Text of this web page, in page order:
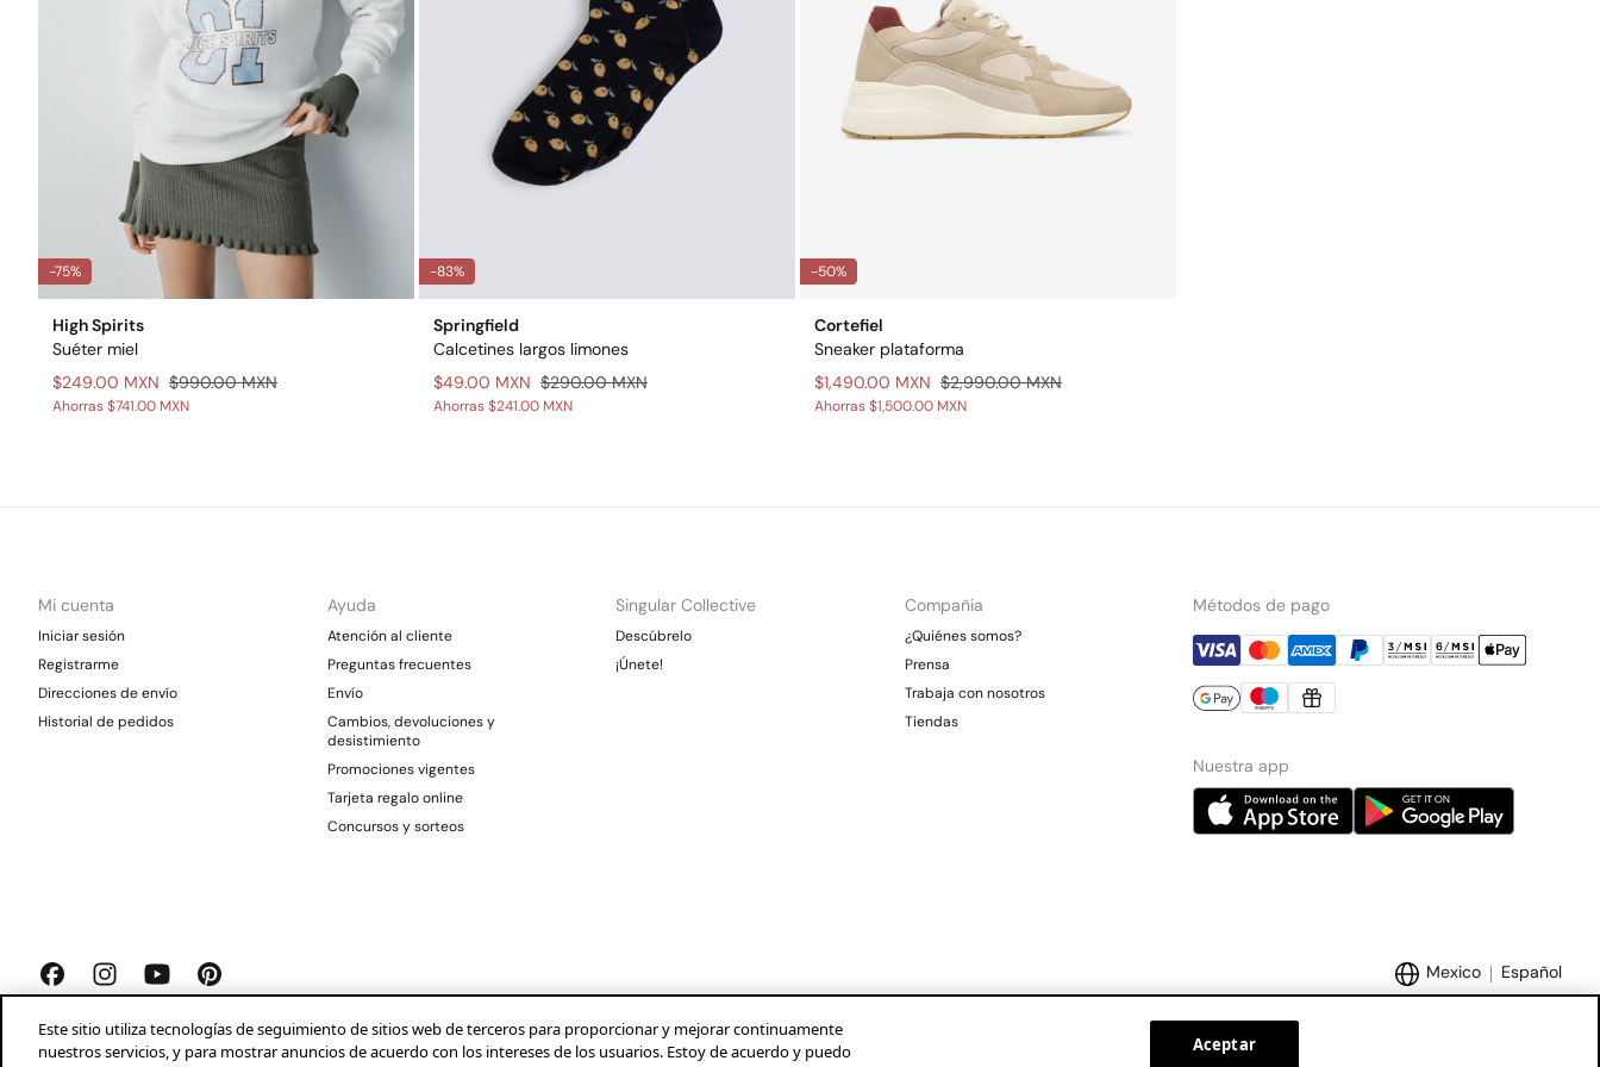
-75%
High Spirits
Suéter miel
$249.00 MXN $990.00 MXN
Ahorras$741.00 MXN
-83%
Springfield
Calcetines largos limones
$49.00 MXN $290.00 MXN
Ahorras$241.00 MXN
-50%
Cortefiel
Sneaker plataforma
$1,490.00 MXN $2,990.00 MXN
Ahorras$1,500.00 MXN
Mi cuenta
Iniciar sesión
Registrarme
Direcciones de envío
Historial de pedidos
Ayuda
Atención al cliente
Preguntas frecuentes
Envío
Cambios, devoluciones y
desistimiento
Promociones vigentes
Tarjeta regalo online
Concursos y sorteos
Singular Collective
Descúbrelo
¡Únete!
Compañia
¿Quiénes somos?
Prensa
Trabaja con nosotros
Tiendas
Métodos de pago
Nuestra app
Mexico Español
Springfield 2026© Aviso legal Condiciones generales Privacidad Profeco Condusef Marcas Tendam:
Este sitio utiliza tecnologías de seguimiento de sitios web de terceros para proporcionar y mejorar continuamente
nuestros servicios, y para mostrar anuncios de acuerdo con los intereses de los usuarios. Estoy de acuerdo y puedo
Aceptar